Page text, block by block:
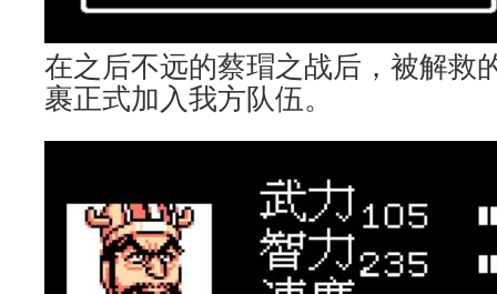
在之后不远的蔡瑁之战后，被解救
裹正式加入我方队伍。